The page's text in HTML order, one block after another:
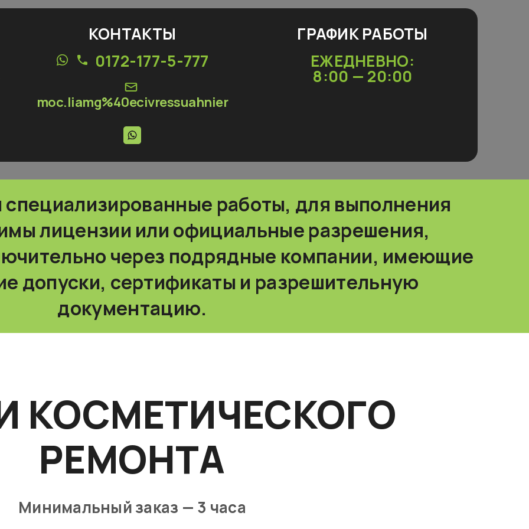
КОНТАКТЫ
0172-177-5-777
moc.liamg%40ecivressuahnier
ГРАФИК РАБОТЫ
ЕЖЕДНЕВНО:
8:00 — 20:00
специализированные работы, для выполнения
лицензии или официальные разрешения,
через подрядные компании, имеющие
допуски, сертификаты и разрешительную
документацию.
КОСМЕТИЧЕСКОГО
РЕМОНТА
Минимальный заказ — 3 часа